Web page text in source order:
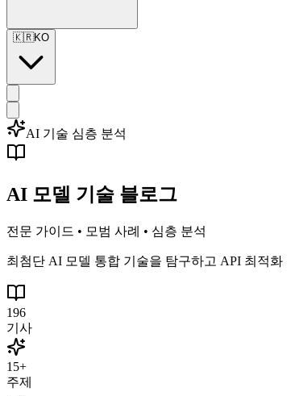
🇰🇷KO
AI 기술 심층 분석
AI 모델 기술 블로그
전문 가이드 • 모범 사례 • 심층 분석
최첨단 AI 모델 통합 기술을 탐구하고 API 최적
196
기사
15+
주제